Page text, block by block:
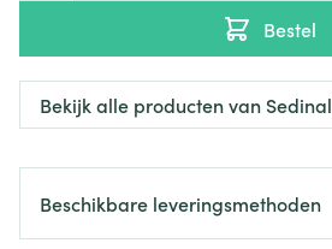
Bestel
Bekijk alle producten van Sedinal
Beschikbare leveringsmethoden